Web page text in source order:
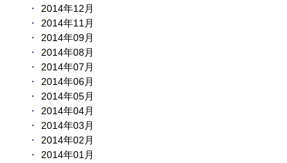
2014年12月
2014年11月
2014年09月
2014年08月
2014年07月
2014年06月
2014年05月
2014年04月
2014年03月
2014年02月
2014年01月